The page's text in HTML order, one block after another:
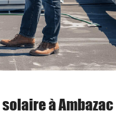
à Ambazac